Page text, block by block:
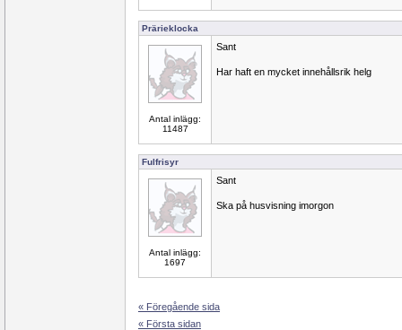
Prärieklocka
Antal inlägg:
11487
Sant
Har haft en mycket innehållsrik helg
Fulfrisyr
Antal inlägg:
1697
Sant
Ska på husvisning imorgon
« Föregående sida
« Första sidan